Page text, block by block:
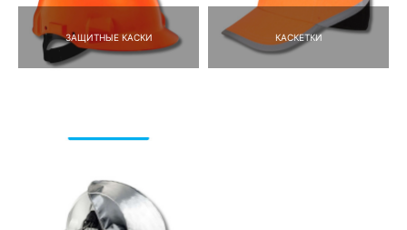
ЗАЩИТНЫЕ КАСКИ КАСКЕТКИ